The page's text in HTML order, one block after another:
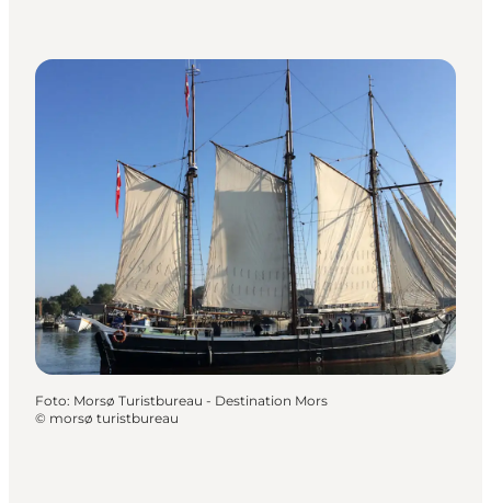
Foto: Morsø Turistbureau - Destination Mors
© morsø turistbureau